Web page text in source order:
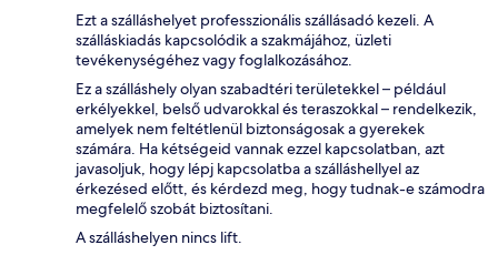
Ezt a szálláshelyet professzionális szállásadó kezeli. A
szálláskiadás kapcsolódik a szakmájához, üzleti
tevékenységéhez vagy foglalkozásához.
Ez a szálláshely olyan szabadtéri területekkel – például
erkélyekkel, belső udvarokkal és teraszokkal – rendelkezik,
amelyek nem feltétlenül biztonságosak a gyerekek
számára. Ha kétségeid vannak ezzel kapcsolatban, azt
javasoljuk, hogy lépj kapcsolatba a szálláshellyel az
érkezésed előtt, és kérdezd meg, hogy tudnak-e számodra
megfelelő szobát biztosítani.
A szálláshelyen nincs lift.